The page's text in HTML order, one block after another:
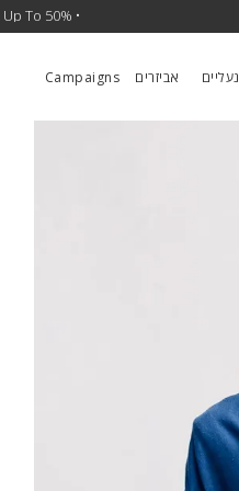
OFF SITEWIDE
• SALE | Up To 50% •
נעליים אביזרים Campaigns